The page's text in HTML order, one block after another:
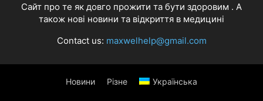
Cайт про те як довго прожити та бути здоровим . А
також нові новини та відкриття в медицині
Contact us: maxwelhelp@gmail.com
Новини Різне Українська